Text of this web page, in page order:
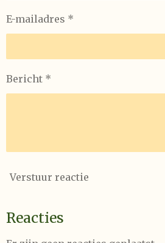
E-mailadres *
Bericht *
Verstuur reactie
Reacties